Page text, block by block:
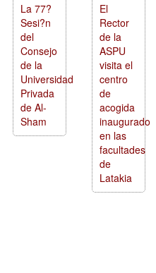
La 77?
Sesi?n
del
Consejo
de la
Universidad
Privada
de Al-
Sham
El
Rector
de la
ASPU
visita el
centro
de
acogida
inaugurado
en las
facultades
de
Latakia